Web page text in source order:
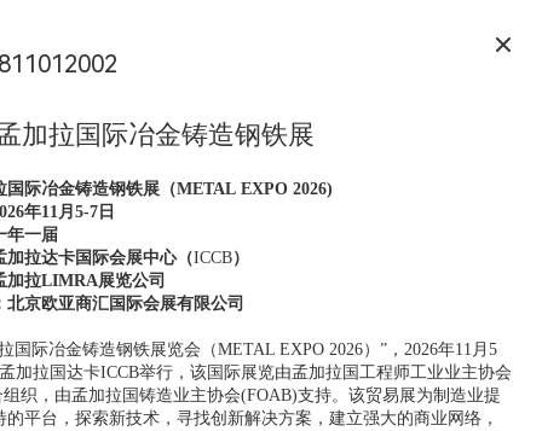
加拉国际冶金铸造钢铁展
国际冶金铸造钢铁展 （METAL EXPO 2026)
6年11月 5-7日
年一届
加拉达卡国际会展中心（ICCB）
加拉LIMRA展览公司
北京欧亚商汇国际会展有限公司
国际冶金铸造钢铁展览会（METAL EXPO 2026）”，2026年11月5
加拉国达卡ICCB举行，该国际展览由孟加拉国工程师工业业主协会
织，由孟加拉国铸造业主协会(FOAB)支持。该贸易展为制造业提
的平台，探索新技术，寻找创新解决方案，建立强大的商业网络，